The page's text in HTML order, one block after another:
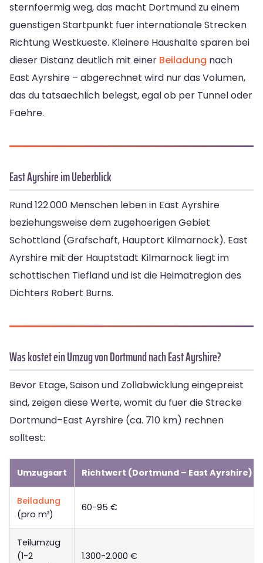
sternfoermig weg, das macht Dortmund zu einem
guenstigen Startpunkt fuer internationale Strecken
Richtung Westkueste. Kleinere Haushalte sparen bei
dieser Distanz deutlich mit einer Beiladung nach
East Ayrshire – abgerechnet wird nur das Volumen,
das du tatsaechlich belegst, egal ob per Tunnel oder
Faehre.
East Ayrshire im Ueberblick
Rund 122.000 Menschen leben in East Ayrshire
beziehungsweise dem zugehoerigen Gebiet
Schottland (Grafschaft, Hauptort Kilmarnock). East
Ayrshire mit der Hauptstadt Kilmarnock liegt im
schottischen Tiefland und ist die Heimatregion des
Dichters Robert Burns.
Was kostet ein Umzug von Dortmund nach East Ayrshire?
Bevor Etage, Saison und Zollabwicklung eingepreist
sind, zeigen diese Werte, womit du fuer die Strecke
Dortmund–East Ayrshire (ca. 710 km) rechnen
solltest:
Umzugsart Richtwert (Dortmund – East Ayrshire)
Beiladung
(pro m³)
60-95 €
Teilumzug
(1-2
1.300-2.000 €